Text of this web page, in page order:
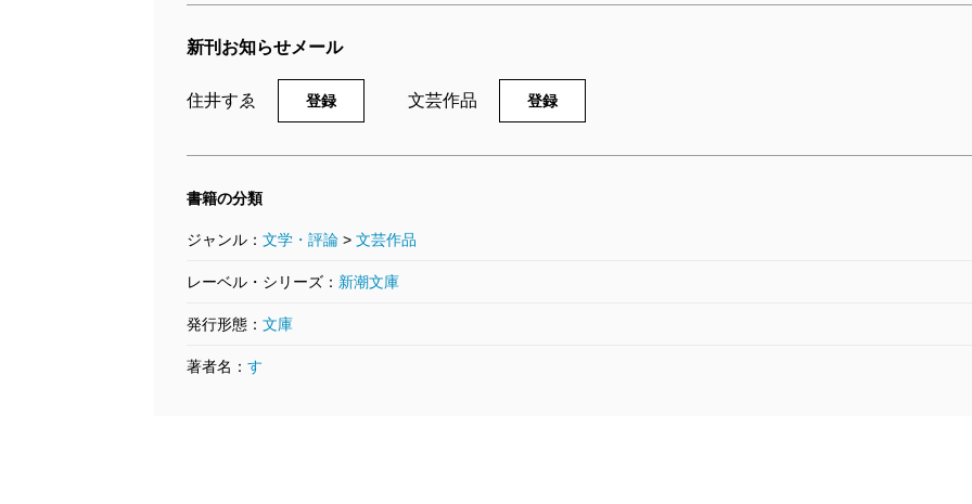
新刊お知らせメール
住井すゑ 登録 文芸作品 登録
書籍の分類
ジャンル： 文学・評論 > 文芸作品
レーベル・シリーズ： 新潮文庫
発行形態： 文庫
著者名： す